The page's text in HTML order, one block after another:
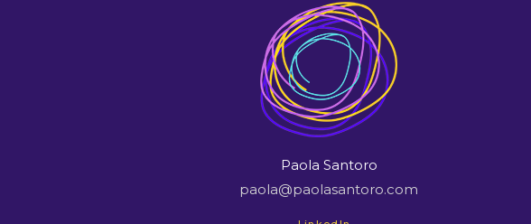
Paola Santoro
paola@paolasantoro.com